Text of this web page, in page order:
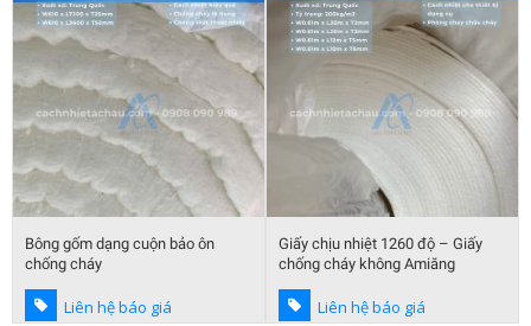
Bông gốm dạng cuộn bảo ôn
chống cháy
Liên hệ báo giá
Giấy chịu nhiệt 1260 độ – Giấy
chống cháy không Amiăng
Liên hệ báo giá